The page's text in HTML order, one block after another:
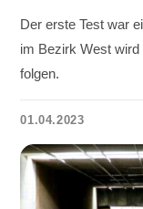
Der erste Test war
im Bezirk West
folgen.
01.04.2023